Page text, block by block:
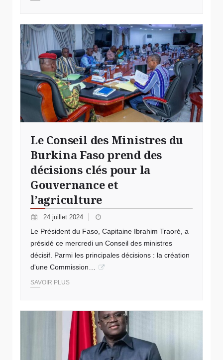
Le Conseil des Ministres du
Burkina Faso prend des
décisions clés pour la
Gouvernance et
l’agriculture
24 juillet 2024
Le Président du Faso, Capitaine Ibrahim Traoré, a
présidé ce mercredi un Conseil des ministres
décisif. Parmi les principales décisions : la création
d'une Commission…
SAVOIR PLUS